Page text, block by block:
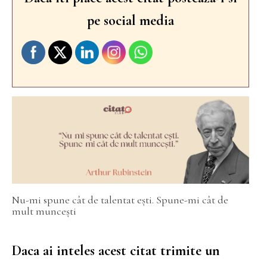
pe social media
Nu-mi spune cât de talentat ești. Spune-mi cât de
mult muncești
Daca ai inteles acest citat trimite un